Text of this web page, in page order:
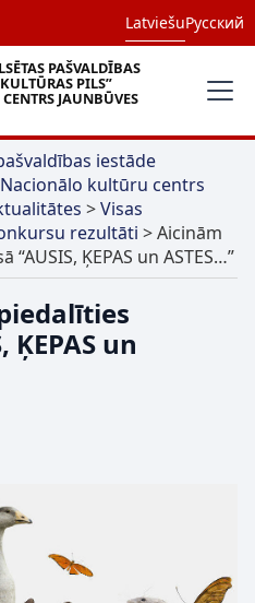
LatviešuРусский
PAŠVALDĪBAS
PILS”
JAUNBŪVES
iestāde
kultūru centrs
>Visas
rezultāti >Aicinām
ĶEPAS un ASTES…”
ĶEPAS un